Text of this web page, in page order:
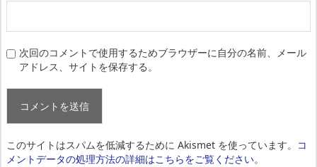
次回のコメントで使用するためブラウザーに自分の名前、メール
アドレス、サイトを保存する。
このサイトはスパムを低減するために Akismet を使っています。 コ
メントデータの処理方法の詳細はこちらをご覧ください。